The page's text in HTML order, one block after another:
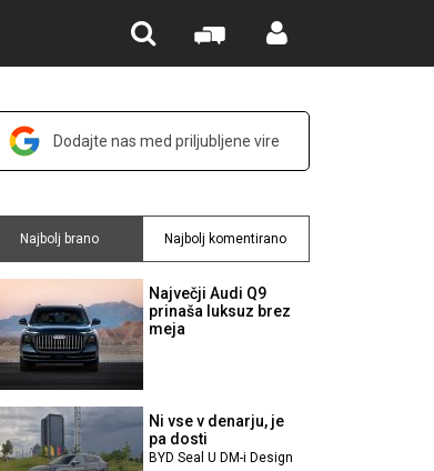
Dodajte nas med priljubljene vire
Najbolj brano Najbolj komentirano
Največji Audi Q9
prinaša luksuz brez
meja
Ni vse v denarju, je
pa dosti
BYD Seal U DM-i Design